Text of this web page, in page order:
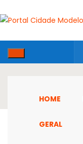
HOME
GERAL